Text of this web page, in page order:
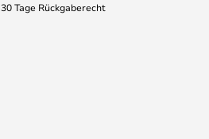
30 Tage Rückgaberecht